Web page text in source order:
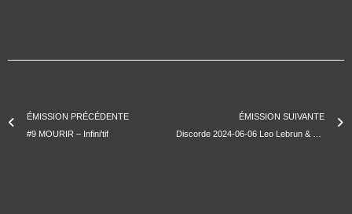
ÉMISSION PRÉCÉDENTE
#9 MOURIR – Infini’tif
ÉMISSION SUIVANTE